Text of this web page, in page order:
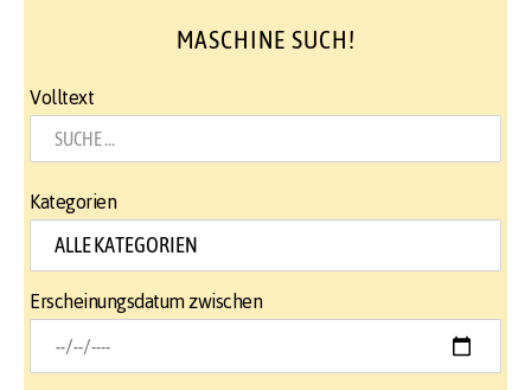
MASCHINE SUCH!
Volltext
Kategorien
Erscheinungsdatum zwischen